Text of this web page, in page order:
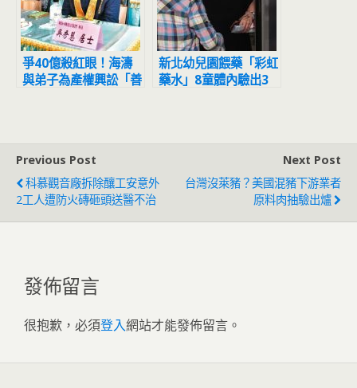
爭40億殺紅眼！海濤
與弟子為產權興訟「善
新北幼兒園餵藥「彩虹
藥水」8童體內驗出3
Previous Post
科慕觀音廠拆除釀工安意外
2工人遭防火磚砸頭送醫不治
Next Post
台灣沒萊豬？美國混豬下游業者
原料肉抽驗出爐
發佈留言
很抱歉，必須登入網站才能發佈留言。